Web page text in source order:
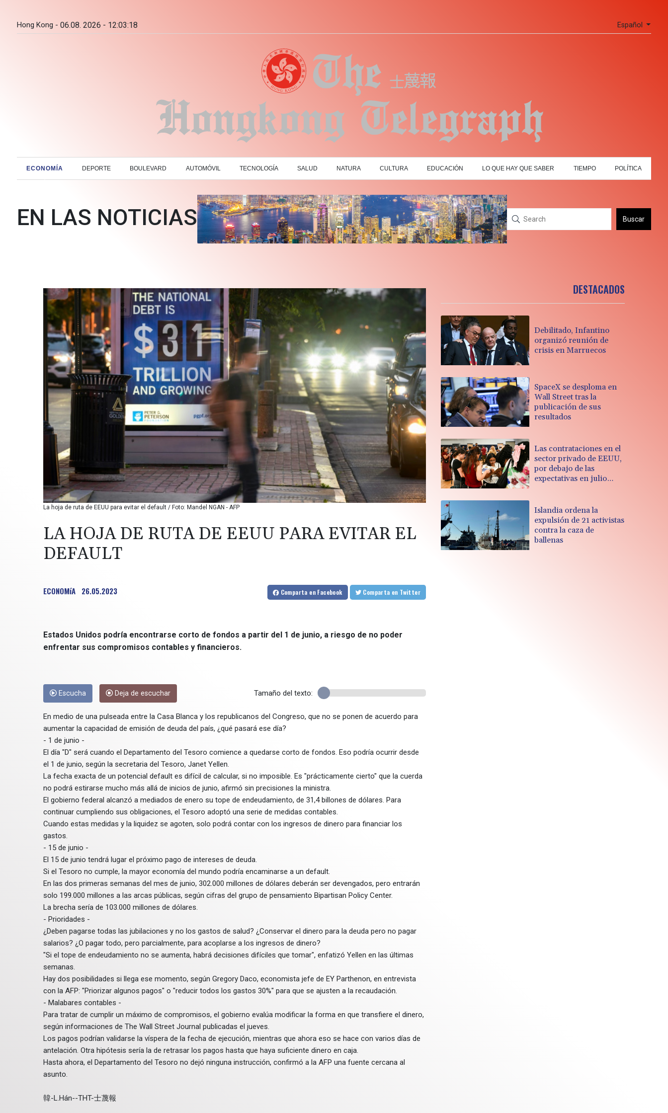
Hong Kong - 06.08. 2026 - 12:03:19 Español
ECONOMÍA DEPORTE BOULEVARD AUTOMÓVIL TECNOLOGÍA SALUD NATURA CULTURA EDUCACIÓN LO QUE HAY QUE SABER TIEMPO POLÍTICA
EN LAS NOTICIAS Buscar
La hoja de ruta de EEUU para evitar el default / Foto: Mandel NGAN - AFP
LA HOJA DE RUTA DE EEUU PARA EVITAR EL
DEFAULT
ECONOMíA 26.05.2023 Comparta en Facebook Comparta en Twitter
Estados Unidos podría encontrarse corto de fondos a partir del 1 de junio, a riesgo de no poder
enfrentar sus compromisos contables y financieros.
Escucha Deja de escuchar Tamaño del texto:
En medio de una pulseada entre la Casa Blanca y los republicanos del Congreso, que no se ponen de acuerdo para
aumentar la capacidad de emisión de deuda del país, ¿qué pasará ese día?
- 1 de junio -
El día "D" será cuando el Departamento del Tesoro comience a quedarse corto de fondos. Eso podría ocurrir desde
el 1 de junio, según la secretaria del Tesoro, Janet Yellen.
La fecha exacta de un potencial default es difícil de calcular, si no imposible. Es "prácticamente cierto" que la cuerda
no podrá estirarse mucho más allá de inicios de junio, afirmó sin precisiones la ministra.
El gobierno federal alcanzó a mediados de enero su tope de endeudamiento, de 31,4 billones de dólares. Para
continuar cumpliendo sus obligaciones, el Tesoro adoptó una serie de medidas contables.
Cuando estas medidas y la liquidez se agoten, solo podrá contar con los ingresos de dinero para financiar los
gastos.
- 15 de junio -
El 15 de junio tendrá lugar el próximo pago de intereses de deuda.
Si el Tesoro no cumple, la mayor economía del mundo podría encaminarse a un default.
En las dos primeras semanas del mes de junio, 302.000 millones de dólares deberán ser devengados, pero entrarán
solo 199.000 millones a las arcas públicas, según cifras del grupo de pensamiento Bipartisan Policy Center.
La brecha sería de 103.000 millones de dólares.
- Prioridades -
¿Deben pagarse todas las jubilaciones y no los gastos de salud? ¿Conservar el dinero para la deuda pero no pagar
salarios? ¿O pagar todo, pero parcialmente, para acoplarse a los ingresos de dinero?
"Si el tope de endeudamiento no se aumenta, habrá decisiones difíciles que tomar", enfatizó Yellen en las últimas
semanas.
Hay dos posibilidades si llega ese momento, según Gregory Daco, economista jefe de EY Parthenon, en entrevista
con la AFP: "Priorizar algunos pagos" o "reducir todos los gastos 30%" para que se ajusten a la recaudación.
- Malabares contables -
Para tratar de cumplir un máximo de compromisos, el gobierno evalúa modificar la forma en que transfiere el dinero,
según informaciones de The Wall Street Journal publicadas el jueves.
Los pagos podrían validarse la víspera de la fecha de ejecución, mientras que ahora eso se hace con varios días de
antelación. Otra hipótesis sería la de retrasar los pagos hasta que haya suficiente dinero en caja.
Hasta ahora, el Departamento del Tesoro no dejó ninguna instrucción, confirmó a la AFP una fuente cercana al
asunto.
韓-L.Hán--THT-士蔑報
DESTACADOS
Debilitado, Infantino
organizó reunión de
crisis en Marruecos
SpaceX se desploma en
Wall Street tras la
publicación de sus
resultados
Las contrataciones en el
sector privado de EEUU,
por debajo de las
expectativas en julio
Islandia ordena la
expulsión de 21 activistas
contra la caza de
ballenas